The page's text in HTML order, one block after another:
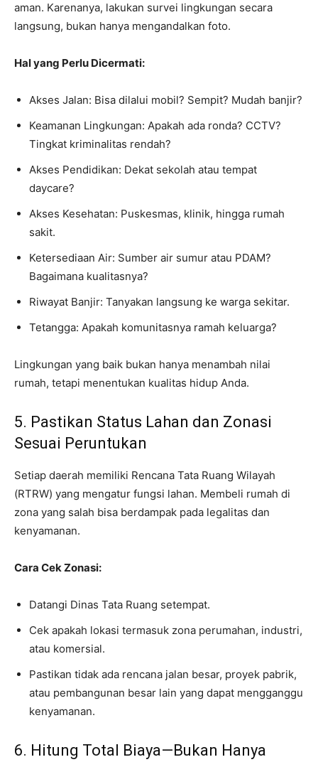
aman. Karenanya, lakukan survei lingkungan secara
langsung, bukan hanya mengandalkan foto.
Hal yang Perlu Dicermati:
Akses Jalan: Bisa dilalui mobil? Sempit? Mudah banjir?
Keamanan Lingkungan: Apakah ada ronda? CCTV?
Tingkat kriminalitas rendah?
Akses Pendidikan: Dekat sekolah atau tempat
daycare?
Akses Kesehatan: Puskesmas, klinik, hingga rumah
sakit.
Ketersediaan Air: Sumber air sumur atau PDAM?
Bagaimana kualitasnya?
Riwayat Banjir: Tanyakan langsung ke warga sekitar.
Tetangga: Apakah komunitasnya ramah keluarga?
Lingkungan yang baik bukan hanya menambah nilai
rumah, tetapi menentukan kualitas hidup Anda.
5. Pastikan Status Lahan dan Zonasi
Sesuai Peruntukan
Setiap daerah memiliki Rencana Tata Ruang Wilayah
(RTRW) yang mengatur fungsi lahan. Membeli rumah di
zona yang salah bisa berdampak pada legalitas dan
kenyamanan.
Cara Cek Zonasi:
Datangi Dinas Tata Ruang setempat.
Cek apakah lokasi termasuk zona perumahan, industri,
atau komersial.
Pastikan tidak ada rencana jalan besar, proyek pabrik,
atau pembangunan besar lain yang dapat mengganggu
kenyamanan.
6. Hitung Total Biaya—Bukan Hanya